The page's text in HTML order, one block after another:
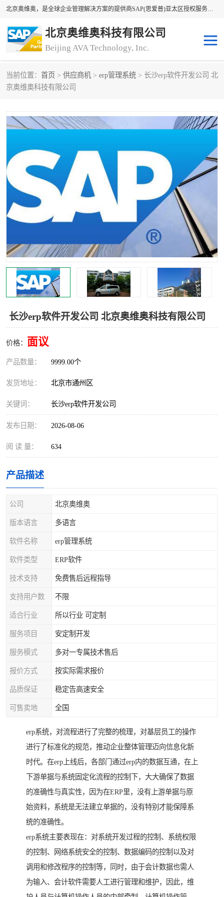
北京奥维奥，是全球企业管理解决方案的提供商SAP(思爱普)亚太区授权服务商领军者，SAP金牌服务商和代理商。企业ERP系统软件，SAP软件实施，17年来服务客户1500多家。提供SAP Business One，SAP Business ByDesign，SAP S/4HANA Cloud，SAP Analytics Cloud （分析云）等产品与解决方案。咨询专线：400-890-8880
北京奥维奥科技有限公司
Beijing AVA Technology, Inc.
当前位置： 首页 > 供应商机 > erp管理系统 > 长沙erp软件开发公司 北
京奥维奥科技有限公司
长沙erp软件开发公司 北京奥维奥科技有限公司
价格： 面议
产品数量： 9999.00个
发货地址： 北京市通州区
关键词： 长沙erp软件开发公司
发布日期： 2026-08-06
阅 读 量： 634
产品描述
公司 北京奥维奥
版本语言 多语言
软件名称 erp管理系统
软件类型 ERP软件
技术支持 免费售后远程指导
支持用户数 不限
适合行业 所以行业 可定制
服务项目 安定制开发
服务模式 多对一专属技术售后
报价方式 按实际需求报价
品质保证 稳定告高速安全
可售卖地 全国
erp系统，对流程进行了完整的梳理，对基层员工的操作
进行了标准化的规范，推动企业整体管理迈向信息化新
时代。在erp上线后，各部门通过erp内的数据互通，在上
下游单据与系统固定化流程的控制下，大大确保了数据
的准确性与真实性，因为在ERP里，没有上游单据与原
始资料，系统是无法建立单据的，没有特别才能保障系
统的准确性。
erp系统主要表现在：对系统开发过程的控制、系统权限
的控制、网络系统安全的控制、数据编码的控制以及对
调用和修改程序的控制等，同时，由于会计数据也需人
为输入、会计软件需要人工进行管理和维护，因此，维
sap系统
码上用条码管理
工厂ERP软件 制造业ERP系统
工厂ERP系统 皮具厂erp系统
塑胶厂erp系统
玩具厂erp系统 五金厂erp系统
小工厂erp系统 印染厂erp系统